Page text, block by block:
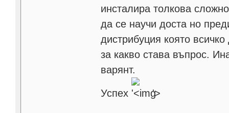
инсталира толкова
да се научи доста но
дистрибуция която
за какво става въпрос.
варянт.
Успех '>